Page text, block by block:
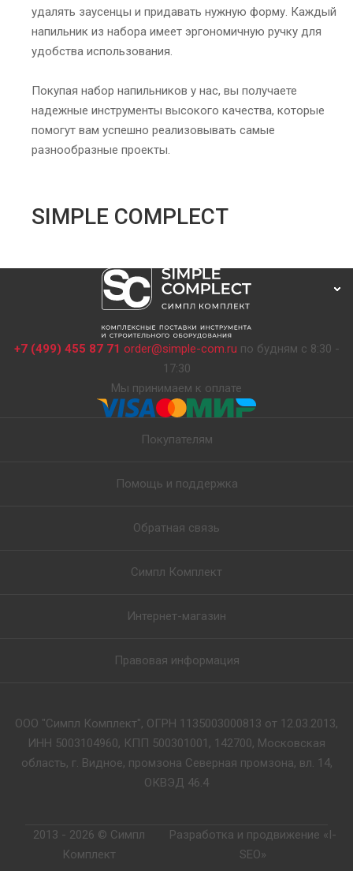
удалять заусенцы и придавать нужную форму. Каждый
напильник из набора имеет эргономичную ручку для
удобства использования.
Покупая набор напильников у нас, вы получаете
надежные инструменты высокого качества, которые
помогут вам успешно реализовывать самые
разнообразные проекты.
SIMPLE COMPLECT
+7 (499) 455 87 71 order@simple-com.ru по будням с 8:30 -
17:30
Мы принимаем к оплате
Покупателям
Помощь и поддержка
Обратная связь
Симпл Комплект
Интернет-магазин
Правовая информация
ООО "Симпл Комплект", ОГРН 1135003000813 от 12.03.2013,
ИНН 5003104960, КПП 500301001, 142700, Московская
область, г. Видное, промзона Северная промзона, вл. 14,
ОКВЭД 46.4
2013 - 2026 © Симпл
Комплект
Разработка и продвижение «I-
SEO»